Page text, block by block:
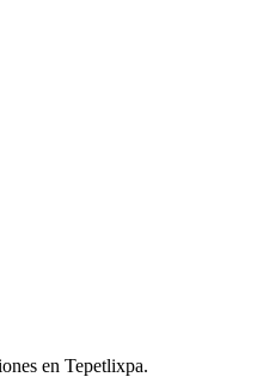
en Tepetlixpa.